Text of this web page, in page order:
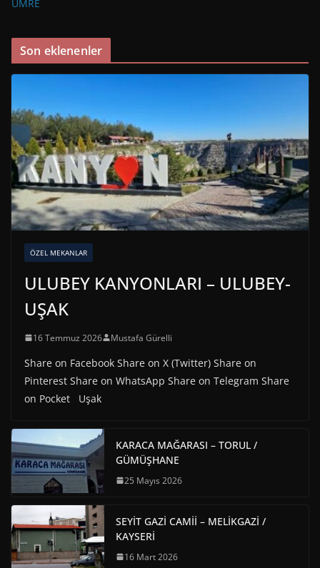
UMRE
Son eklenenler
ÖZEL MEKANLAR
ULUBEY KANYONLARI – ULUBEY-
UŞAK
16 Temmuz 2026 Mustafa Gürelli
Share on Facebook Share on X (Twitter) Share on
Pinterest Share on WhatsApp Share on Telegram Share
on Pocket Uşak
KARACA MAĞARASI – TORUL /
GÜMÜŞHANE
25 Mayıs 2026
SEYİT GAZİ CAMİİ – MELİKGAZİ /
KAYSERİ
16 Mart 2026